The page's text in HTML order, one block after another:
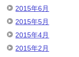
2015年6月
2015年5月
2015年4月
2015年2月